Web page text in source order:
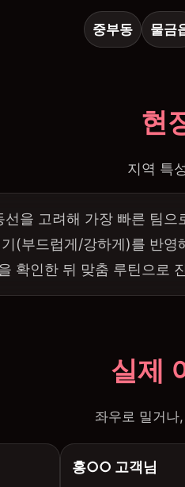
중부동 물금
현
지역 특
선을 고려해 가장 빠른 팀으
(부드럽게/강하게)를 반영
확인한 뒤 맞춤 루틴으로
실제
좌우로 밀거나
홍○○ 고객님